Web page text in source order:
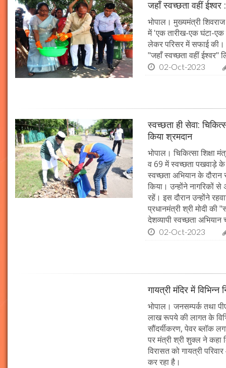
जहाँ स्वच्छता वहीं ईश्वर
भोपाल। मुख्यमंत्री
में 'एक तारीख-एक घंटा-एक
लेकर परिसर में सफाई की।
"जहाँ स्वच्छता वहीं ईश्वर"
02-Oct-2023
स्वच्छता ही सेवा:
किया श्रमदान
भोपाल। चिकित्सा शिक्षा
व 69 में स्वच्छता पखवाड़े के
स्वच्छता अभियान के
किया। उन्होंने नागरिकों
रहें। इस दौरान उन्होंने
प्रधानमंत्री श्री मोदी
देशव्यापी स्वच्छता अभियान
02-Oct-2023
गायत्री मंदिर में विभिन्न
भोपाल। जनसम्पर्क तथा
लाख रूपये की लागत के
सौंदर्यीकरण, पेवर ब्लॉक
पर मंत्री श्री शुक्ल ने कहा
विरासत को गायत्री
कर रहा है।